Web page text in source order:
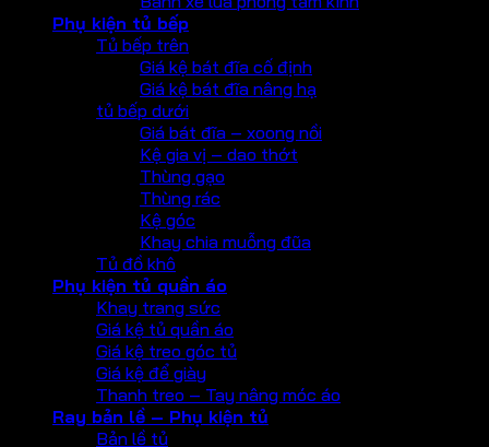
Phụ kiện tủ bếp
Tủ bếp trên
Giá kệ bát đĩa cố định
Giá kệ bát đĩa nâng hạ
tủ bếp dưới
Giá bát đĩa – xoong nồi
Kệ gia vị – dao thớt
Thùng gạo
Thùng rác
Kệ góc
Khay chia muỗng đũa
Tủ đồ khô
Phụ kiện tủ quần áo
Khay trang sức
Giá kệ tủ quần áo
Giá kệ treo góc tủ
Giá kệ để giày
Thanh treo – Tay nâng móc áo
Ray bản lề – Phụ kiện tủ
Bản lề tủ